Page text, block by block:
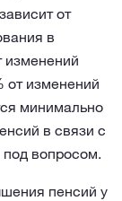
от
в
изменений
от изменений
минимально
в связи с
под вопросом.
пенсий у